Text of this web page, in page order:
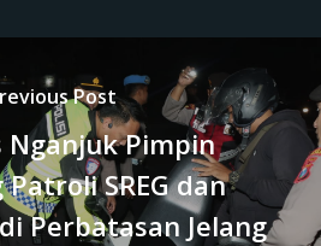
Post
Nganjuk Pimpin
SREG dan
Perbatasan Jelang